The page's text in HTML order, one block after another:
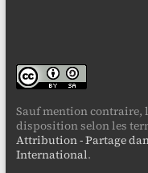
Sauf mention contraire,
disposition selon les
Attribution - Partage
International.